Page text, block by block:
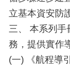
立基本資安防
三、 本系列
務，提供實作
(一) 《航程導